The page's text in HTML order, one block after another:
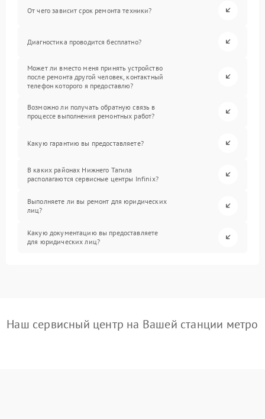
От чего зависит срок ремонта техники?
Диагностика проводится бесплатно?
Может ли вместо меня принять устройство
после ремонта другой человек, контактный
телефон которого я предоставлю?
Возможно ли получать обратную связь в
процессе выполнения ремонтных работ?
Какую гарантию вы предоставляете?
В каких районах Нижнего Тагила
располагаются сервисные центры Infinix?
Выполняете ли вы ремонт для юридических
лиц?
Какую документацию вы предоставляете
для юридических лиц?
Наш сервисный центр на Вашей станции метро